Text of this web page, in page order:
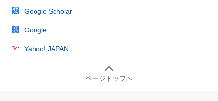
Google Scholar
Google
Yahoo! JAPAN
ページトップへ